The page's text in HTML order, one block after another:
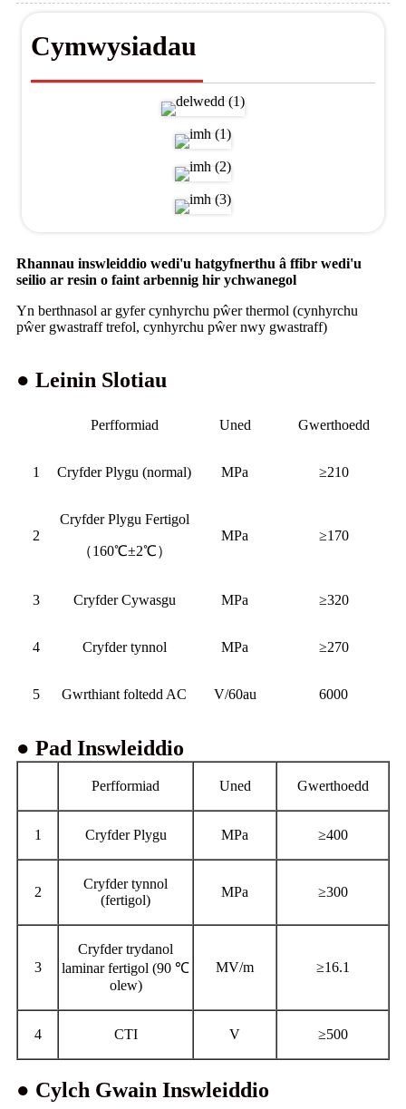
Cymwysiadau
Rhannau inswleiddio wedi'u hatgyfnerthu â ffibr wedi'u
seilio ar resin o faint arbennig hir ychwanegol
Yn berthnasol ar gyfer cynhyrchu pŵer thermol (cynhyrchu
pŵer gwastraff trefol, cynhyrchu pŵer nwy gwastraff)
● Leinin Slotiau
Perfformiad Uned Gwerthoedd
1 Cryfder Plygu (normal) MPa ≥210
2
Cryfder Plygu Fertigol
（160℃±2℃）
MPa ≥170
3 Cryfder Cywasgu MPa ≥320
4 Cryfder tynnol MPa ≥270
5 Gwrthiant foltedd AC V/60au 6000
● Pad Inswleiddio
Perfformiad Uned Gwerthoedd
1 Cryfder Plygu MPa ≥400
2
Cryfder tynnol
(fertigol)
MPa ≥300
3
Cryfder trydanol
laminar fertigol (90 ℃
olew)
MV/m ≥16.1
4 CTI V ≥500
● Cylch Gwain Inswleiddio